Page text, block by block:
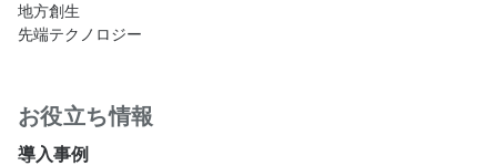
地方創生
先端テクノロジー
お役立ち情報
導入事例